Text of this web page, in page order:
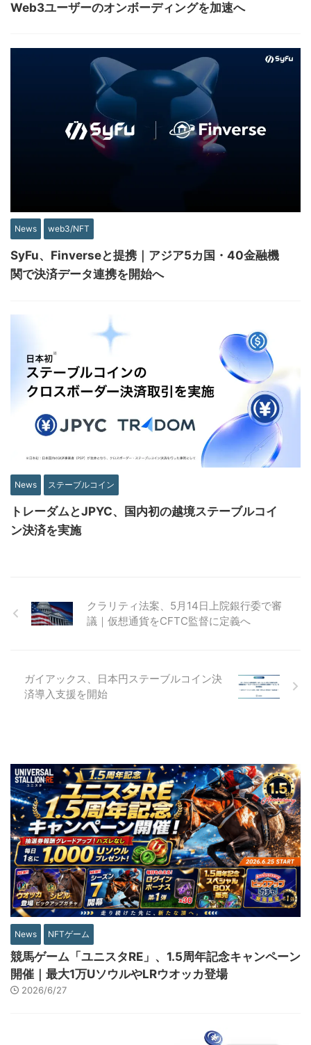
Web3ユーザーのオンボーディングを加速へ
News web3/NFT
SyFu、Finverseと提携｜アジア5カ国・40金融機
関で決済データ連携を開始へ
News ステーブルコイン
トレーダムとJPYC、国内初の越境ステーブルコイ
ン決済を実施
クラリティ法案、5月14日上院銀行委で審
議｜仮想通貨をCFTC監督に定義へ
ガイアックス、日本円ステーブルコイン決
済導入支援を開始
News NFTゲーム
競馬ゲーム「ユニスタRE」、1.5周年記念キャンペーン
開催｜最大1万UソウルやLRウオッカ登場
2026/6/27